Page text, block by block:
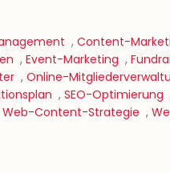
, Content-
, Event-Marketing ,
, Online-
, SEO-Optimierung
Web-Content-Strategie ,